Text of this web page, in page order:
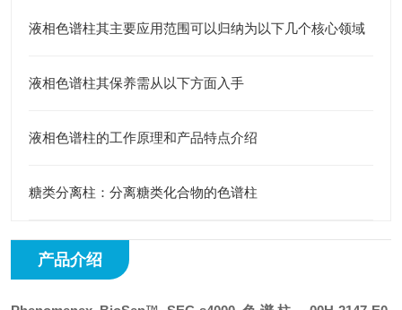
液相色谱柱其主要应用范围可以归纳为以下几个核心领域
液相色谱柱其保养需从以下方面入手
液相色谱柱的工作原理和产品特点介绍
糖类分离柱：分离糖类化合物的色谱柱
产品介绍